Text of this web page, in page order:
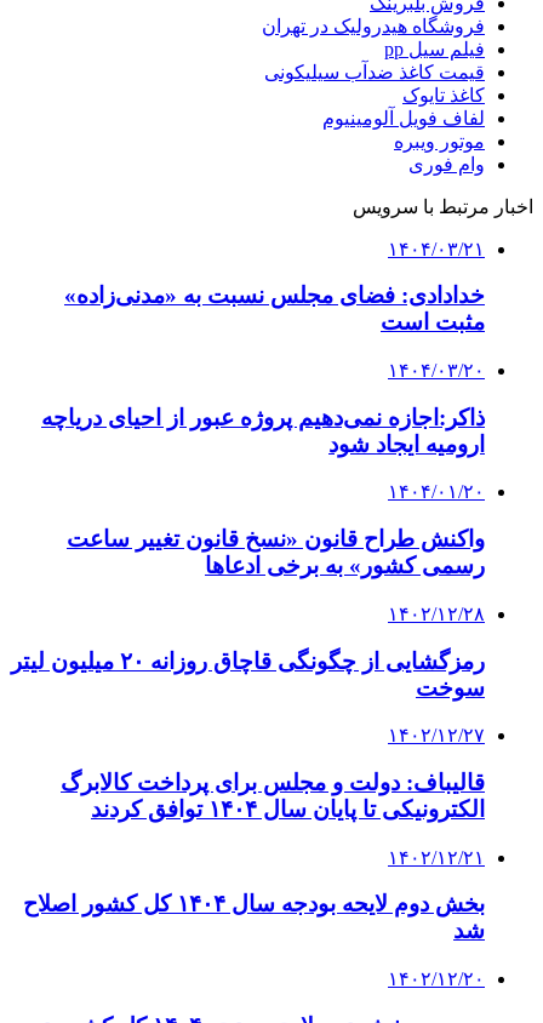
فروشگاه هیدرولیک در تهران
فیلم سیل pp
قیمت کاغذ ضدآب سیلیکونی
کاغذ تایوک
لفاف فویل آلومینیوم
موتور ویبره
وام فوری
اخبار مرتبط با سرویس
۱۴۰۴/۰۳/۲۱
خدادادی: فضای مجلس نسبت به «مدنی‌زاده»
مثبت است
۱۴۰۴/۰۳/۲۰
ذاکر:اجازه نمی‌دهیم پروژه عبور از احیای دریاچه
ارومیه ایجاد شود
۱۴۰۴/۰۱/۲۰
واکنش طراح قانون «نسخ قانون تغییر ساعت
رسمی کشور» به برخی ادعاها
۱۴۰۲/۱۲/۲۸
رمزگشایی از چگونگی قاچاق روزانه ۲۰ میلیون لیتر
سوخت
۱۴۰۲/۱۲/۲۷
قالیباف: دولت و مجلس برای پرداخت کالابرگ
الکترونیکی تا پایان سال ۱۴۰۴ توافق کردند
۱۴۰۲/۱۲/۲۱
بخش دوم لایحه بودجه سال ۱۴۰۴ کل کشور اصلاح
شد
۱۴۰۲/۱۲/۲۰